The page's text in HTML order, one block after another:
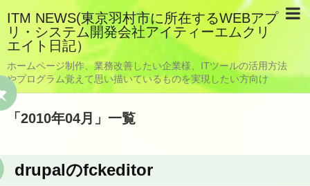
ITM NEWS(東京羽村市に所在するWEBアプ
リ・システム開発会社アイティーエムクリ
エイト日記）
ホームページ制作、業務改善したい企業様、ITツールの活用方法
やプログラム覚えて思い描いているものを実現したい方向け
「 2010年04月 」 一覧
drupalのfckeditor